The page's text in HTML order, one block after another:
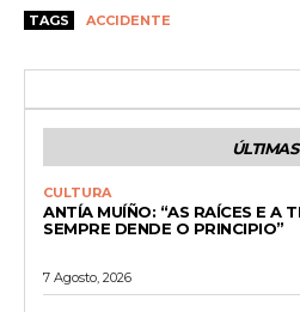
TAGS ACCIDENTE
ÚLTIMAS
CULTURA
ANTÍA MUÍÑO: “AS RAÍCES E A
SEMPRE DENDE O PRINCIPIO”
7 Agosto, 2026